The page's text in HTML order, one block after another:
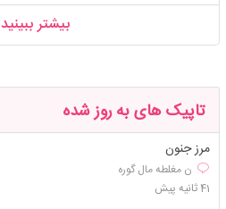
بیشتر ببینید
تاپیک های به روز شده
مرز جنون
ن مغلطه مال گوره
41 ثانیه پیش